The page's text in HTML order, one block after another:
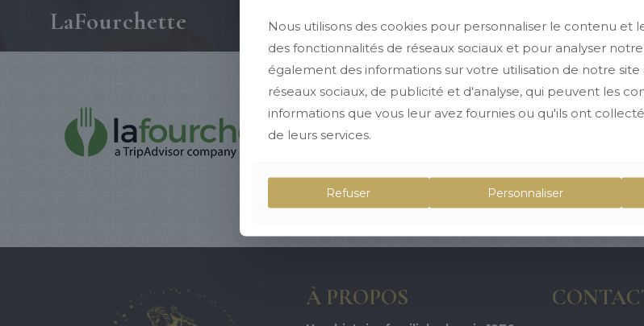
LaFourchette
À PROPOS
Nous utilisons des cookies pour personnaliser le contenu et
des fonctionnalités de réseaux sociaux et pour analyser
également des informations sur votre utilisation de notre site
réseaux sociaux, de publicité et d'analyse, qui peuvent les
informations que vous leur avez fournies ou qu'ils ont
de leurs services.
Refuser Personnaliser